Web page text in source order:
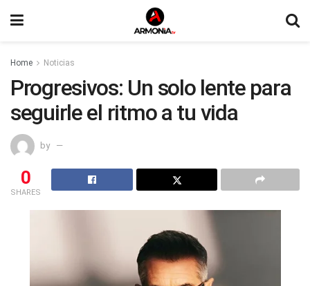
Home Noticias
Progresivos: Un solo lente para
seguirle el ritmo a tu vida
by
0
SHARES